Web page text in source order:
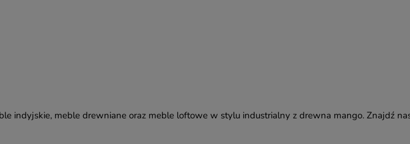
indyjskie, meble drewniane oraz meble loftowe w stylu industrialny z drewna mango. Znajdź